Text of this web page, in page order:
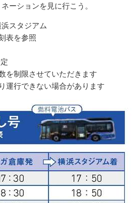
ーションを見に行こう。
スタジアム
表を参照
を制限させていただきます
運行できない場合があります